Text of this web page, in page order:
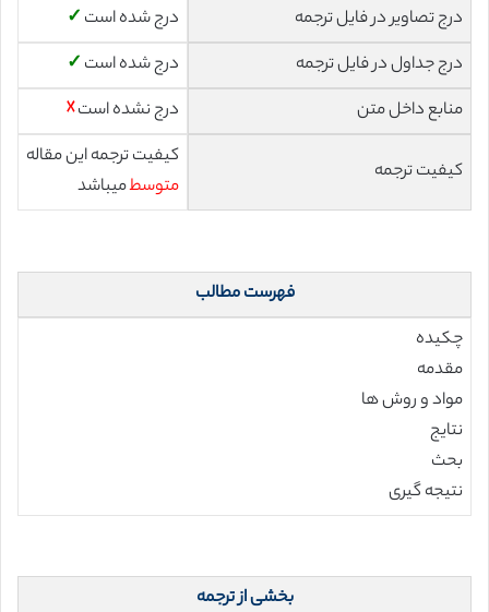
درج تصاویر در فایل ترجمه
درج شده است ✓
درج جداول در فایل ترجمه
درج شده است ✓
منابع داخل متن
درج نشده است☓
کیفیت ترجمه
کیفیت ترجمه این مقاله
متوسطمیباشد
فهرست مطالب
چکیده
مقدمه
مواد و روش ها
نتایج
بحث
نتیجه گیری
بخشی از ترجمه